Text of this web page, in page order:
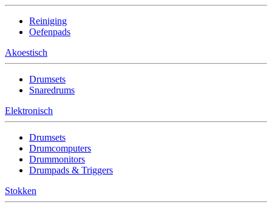
Reiniging
Oefenpads
Akoestisch
Drumsets
Snaredrums
Elektronisch
Drumsets
Drumcomputers
Drummonitors
Drumpads & Triggers
Stokken